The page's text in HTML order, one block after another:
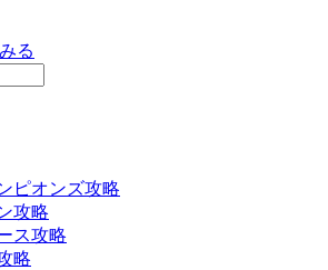
る
ピオンズ攻略
攻略
ス攻略
略